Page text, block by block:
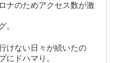
ナのためアクセス数が激
。
けない日々が続いたの
にドハマり。